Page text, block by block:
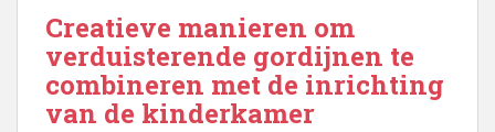
Creatieve manieren om
verduisterende gordijnen te
combineren met de inrichting
van de kinderkamer